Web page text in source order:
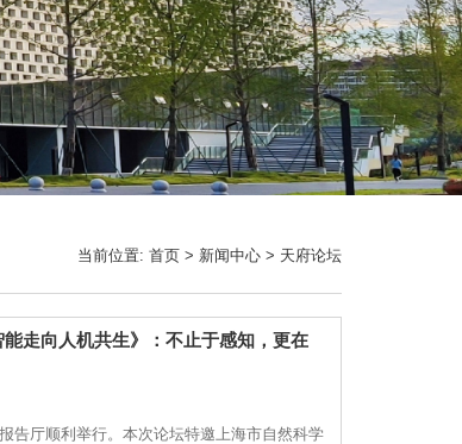
当前位置:首页 > 新闻中心 > 天府论坛
走向人机共生》：不止于感知，更在
告厅顺利举行。本次论坛特邀上海市自然科学